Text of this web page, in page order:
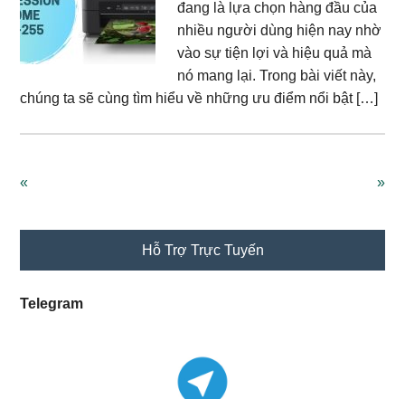
đang là lựa chọn hàng đầu của
nhiều người dùng hiện nay nhờ
vào sự tiện lợi và hiệu quả mà
nó mang lại. Trong bài viết này,
chúng ta sẽ cùng tìm hiểu về những ưu điểm nổi bật […]
« »
Hỗ Trợ Trực Tuyến
Telegram